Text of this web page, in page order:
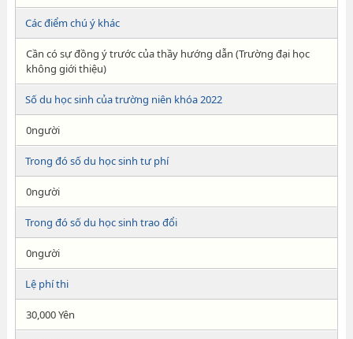
Các điểm chú ý khác
Cần có sự đồng ý trước của thầy hướng dẫn (Trường đại học
không giới thiệu)
Số du học sinh của trường niên khóa 2022
0người
Trong đó số du học sinh tư phí
0người
Trong đó số du học sinh trao đổi
0người
Lệ phí thi
30,000 Yên